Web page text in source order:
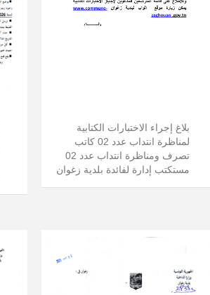
بلاغ إجراء الاختبارات الكتابية
لمناظرة انتداب عدد 02 كاتب
تصرف ومناظرة انتداب عدد 02
مستكتب إدارة لفائدة بلدية زغوان